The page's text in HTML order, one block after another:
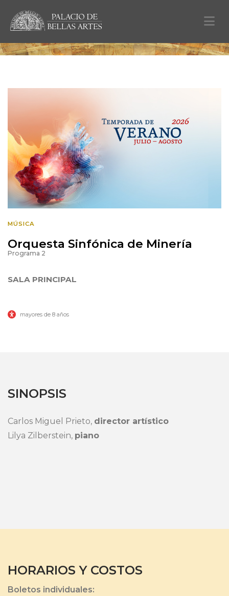
Orquesta Sinfónica de Minería
SINOPSIS
Carlos Miguel Prieto, director artístico
Lilya Zilberstein, piano
HORARIOS Y COSTOS
Boletos individuales: